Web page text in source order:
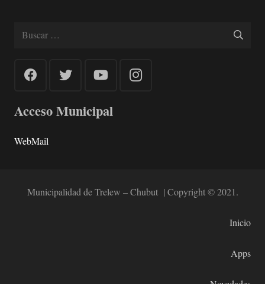
Buscar:
Acceso Municipal
WebMail
Municipalidad de Trelew – Chubut | Copyright © 2021.
Inicio
Apps